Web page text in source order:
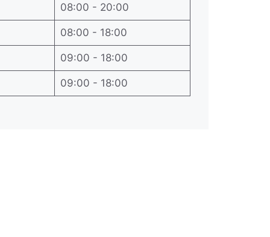
08:00 - 20:00
08:00 - 18:00
09:00 - 18:00
09:00 - 18:00